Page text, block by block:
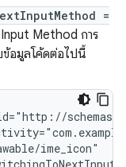
=
Method การ
อมูลโค้ดต่อไปนี้